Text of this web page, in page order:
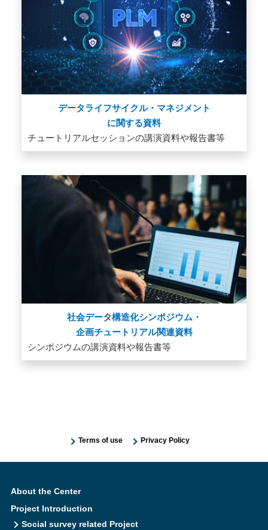
データライフサイクル・マネジメント
に関する資料
チュートリアルセッションの講演資料や報告書等
社会データ構造化シンポジウム・
企画チュートリアル関連資料
シンポジウムの講演資料や報告書等
Terms of use Privacy Policy
About the Center
Project Introduction
Social survey related Project